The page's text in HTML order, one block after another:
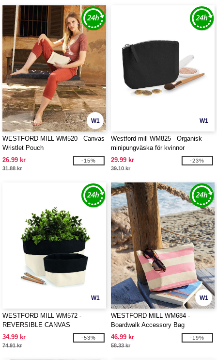
W1
WESTFORD MILL WM520 - Canvas
Wristlet Pouch
26.99 kr
31.88 kr
-15%
W1
Westford mill WM825 - Organisk
minipungväska för kvinnor
29.99 kr
39.10 kr
-23%
W1
WESTFORD MILL WM572 -
REVERSIBLE CANVAS
ORGANISER
34.99 kr
74.91 kr
-53%
W1
WESTFORD MILL WM684 -
Boardwalk Accessory Bag
46.99 kr
58.33 kr
-19%